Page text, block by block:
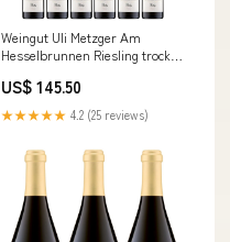
Weingut Uli Metzger Am
Hesselbrunnen Riesling trocken
(12 x 0,75l) Blanc de Noir
US$ 145.50
★★★★★ 4.2 (25 reviews)